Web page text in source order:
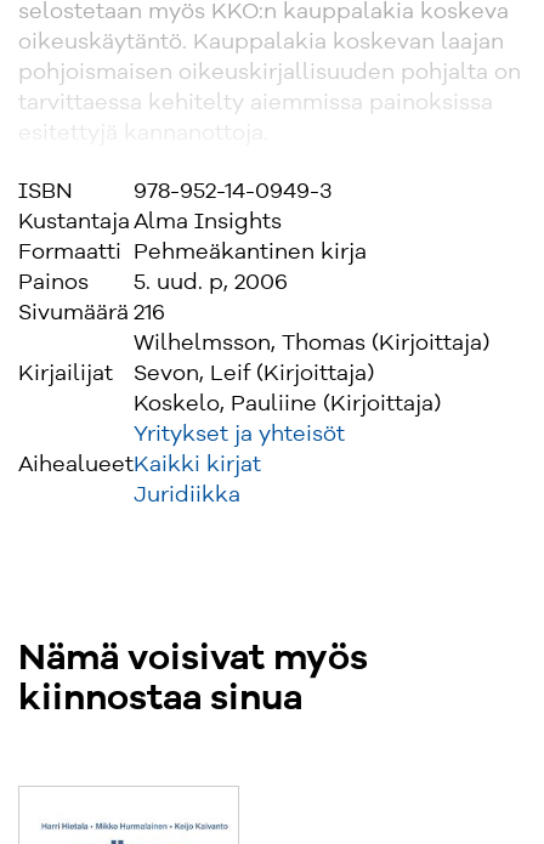
selostetaan myös KKO:n kauppalakia koskeva
oikeuskäytäntö. Kauppalakia koskevan laajan
pohjoismaisen oikeuskirjallisuuden pohjalta on
tarvittaessa kehitelty aiemmissa painoksissa
Kirjoittajat ovat olleet Suomen edustajina
kauppalakia valmistelleessa pohjoismaisessa
työryhmässä sekä laatineet hallituksen
esityksen kauppalaiksi.
ISBN
978-952-14-0949-3
Kustantaja Alma Insights
Formaatti
Pehmeäkantinen kirja
Painos
5. uud. p, 2006
Sivumäärä 216
Kirjailijat
Wilhelmsson, Thomas (Kirjoittaja)
Sevon, Leif (Kirjoittaja)
Koskelo, Pauliine (Kirjoittaja)
Aihealueet
Yritykset ja yhteisöt
Kaikki kirjat
Juridiikka
Nämä voisivat myös
kiinnostaa sinua